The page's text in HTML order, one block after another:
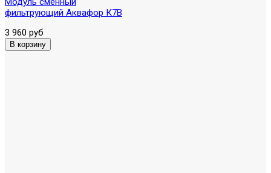
фильтрующий Аквафор К7В
3 960 руб